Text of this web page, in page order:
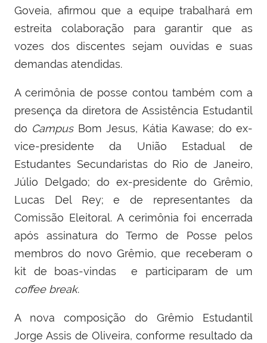
Goveia, afirmou que a equipe trabalhará em
estreita colaboração para garantir que as
vozes dos discentes sejam ouvidas e suas
demandas atendidas.
A cerimônia de posse contou também com a
presença da diretora de Assistência Estudantil
do Campus Bom Jesus, Kátia Kawase; do ex-
vice-presidente da União Estadual de
Estudantes Secundaristas do Rio de Janeiro,
Júlio Delgado; do ex-presidente do Grêmio,
Lucas Del Rey; e de representantes da
Comissão Eleitoral.A cerimônia foi encerrada
após assinatura do Termo de Posse pelos
membros do novo Grêmio, que receberam o
kit de boas-vindas e participaram de um
coffee break.
A nova composição do Grêmio Estudantil
Jorge Assis de Oliveira, conforme resultado da